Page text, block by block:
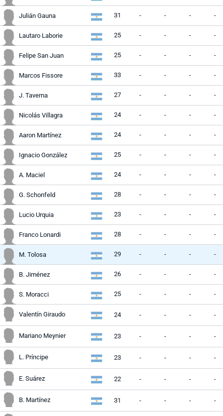
Julián Gauna 31 - - - -
Lautaro Laborie 25 - - - -
Felipe San Juan 25 - - - -
Marcos Fissore 33 - - - -
J. Taverna 27 - - - -
Nicolás Villagra 24 - - - -
Aaron Martínez 24 - - - -
Ignacio González 25 - - - -
A. Maciel 24 - - - -
G. Schonfeld 28 - - - -
Lucio Urquia 23 - - - -
Franco Lonardi 28 - - - -
M. Tolosa 29 - - - -
B. Jiménez 26 - - - -
S. Moracci 25 - - - -
Valentín Giraudo 24 - - - -
Mariano Meynier 23 - - - -
L. Príncipe 23 - - - -
E. Suárez 22 - - - -
B. Martínez 31 - - - -